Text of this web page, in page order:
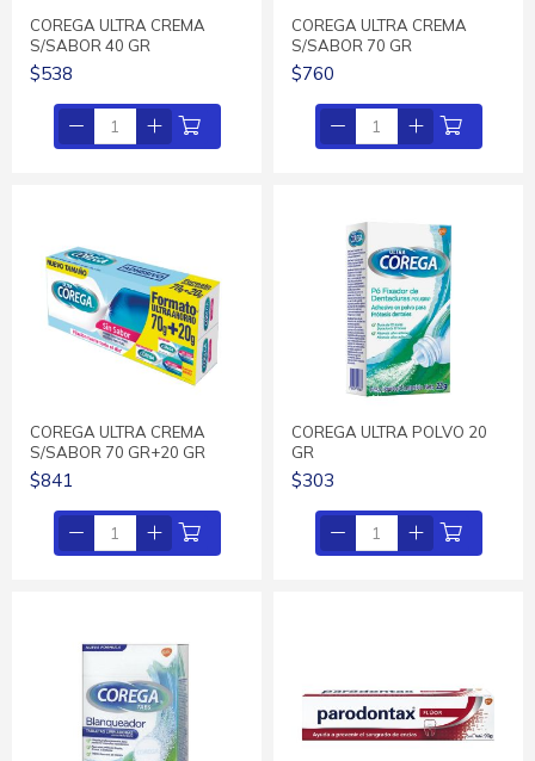
COREGA ULTRA CREMA
S/SABOR 40 GR
$538
COREGA ULTRA CREMA
S/SABOR 70 GR
$760
COREGA ULTRA CREMA
S/SABOR 70 GR+20 GR
$841
COREGA ULTRA POLVO 20
GR
$303